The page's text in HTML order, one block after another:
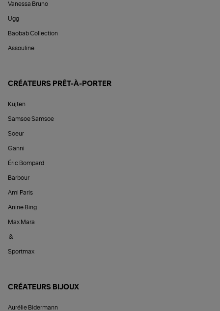
Vanessa Bruno
Ugg
Baobab Collection
Assouline
CRÉATEURS PRÊT-À-PORTER
Kujten
Samsoe Samsoe
Soeur
Ganni
Éric Bompard
Barbour
Ami Paris
Anine Bing
Max Mara
&
Sportmax
CRÉATEURS BIJOUX
Aurélie Bidermann